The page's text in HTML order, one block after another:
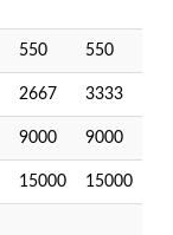
550 550
2667 3333
9000 9000
15000 15000